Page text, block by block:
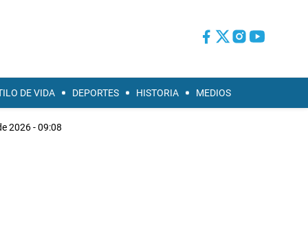
DE VIDA DEPORTES HISTORIA MEDIOS
2026 - 09:08